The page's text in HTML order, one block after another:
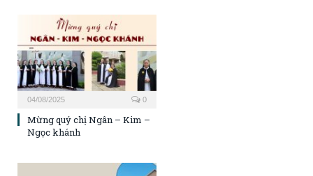
04/08/2025 0
Mừng quý chị Ngân – Kim –
Ngọc khánh